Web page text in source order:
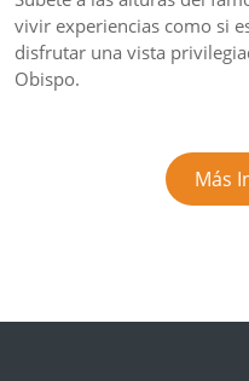
vivir experiencias como si
disfrutar una vista
Obispo.
Más